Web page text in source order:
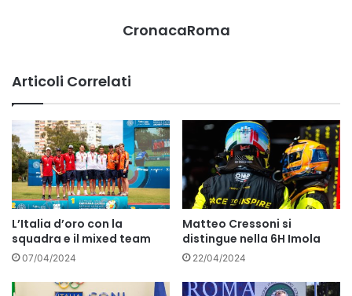
CronacaRoma
Articoli Correlati
L’Italia d’oro con la
squadra e il mixed team
07/04/2024
Matteo Cressoni si
distingue nella 6H Imola
22/04/2024